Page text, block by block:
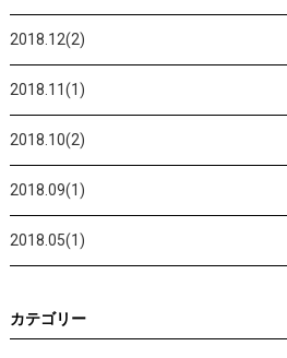
2018.12(2)
2018.11(1)
2018.10(2)
2018.09(1)
2018.05(1)
カテゴリー